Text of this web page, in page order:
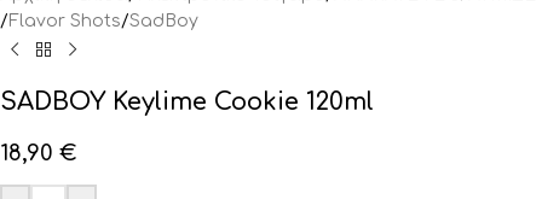
/Flavor Shots/SadBoy
SADBOY Keylime Cookie 120ml
18,90 €